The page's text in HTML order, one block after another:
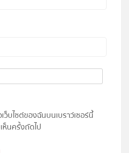
ว็บไซต์ของฉันบนเบราว์เซอร์นี้
ห็นครั้งถัดไป